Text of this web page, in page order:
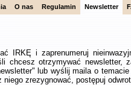
O nas Regulamin Newsletter
IRKĘ i zaprenumeruj
chcesz otrzymywać newsletter,
lub wyślij maila o
zrezygnować, postępuj